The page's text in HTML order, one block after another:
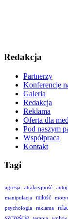
Redakcja
Partnerzy
Konferencje
Galeria
Redakcja
Reklama
Oferta dla
Pod naszym
Współpraca
Kontakt
Tagi
agresja atrakcyjność
manipulacja
miłość
psychologia
reklama